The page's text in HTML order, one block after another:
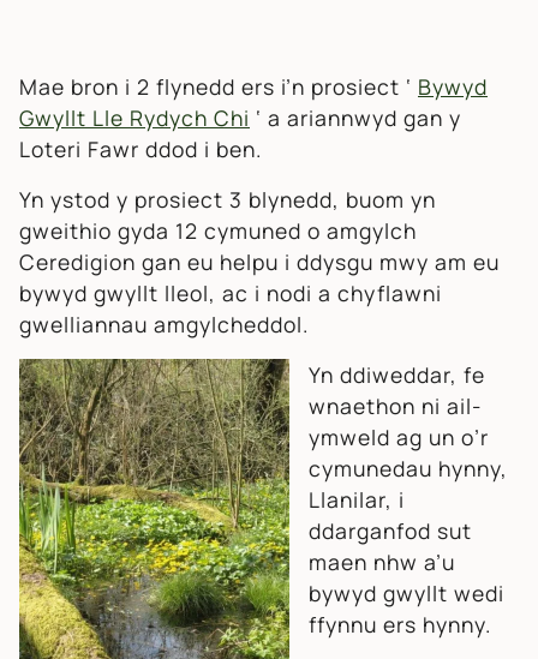
Mae bron i 2 flynedd ers i’n prosiect ‘ Bywyd
Gwyllt Lle Rydych Chi ‘ a ariannwyd gan y
Loteri Fawr ddod i ben.
Yn ystod y prosiect 3 blynedd, buom yn
gweithio gyda 12 cymuned o amgylch
Ceredigion gan eu helpu i ddysgu mwy am eu
bywyd gwyllt lleol, ac i nodi a chyflawni
gwelliannau amgylcheddol.
Yn ddiweddar, fe
wnaethon ni ail-
ymweld ag un o’r
cymunedau hynny,
Llanilar, i
ddarganfod sut
maen nhw a’u
bywyd gwyllt wedi
ffynnu ers hynny.